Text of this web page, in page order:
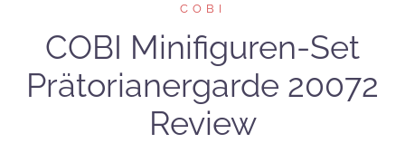
COBI
COBI Minifiguren-Set
Prätorianergarde 20072
Review